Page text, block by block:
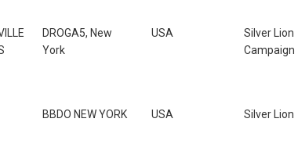
DROGA5, New
York
USA
Silver Lion
Campaign
BBDO NEW YORK USA Silver Lion